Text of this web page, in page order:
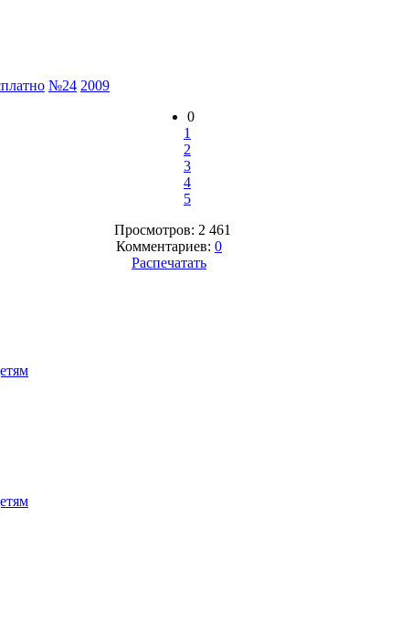
№24 2009
0
1
2
3
4
5
Просмотров: 2 461
Комментариев: 0
Распечатать